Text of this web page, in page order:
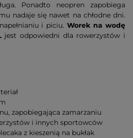
Ponadto neopren zapobiega
nadaje się nawet na chłodne dni.
i piciu.Worek na wodę
jest odpowiedni dla rowerzystów i
zapobiegająca zamarzaniu
i innych sportowców
z kieszenią na bukłak